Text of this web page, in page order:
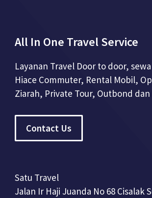
All In One Travel Service
Layanan Travel Door to door,
Hiace Commuter, Rental Mobil,
Ziarah, Private Tour, Outbond
Contact Us
Satu Travel
Jalan Ir Haji Juanda No 68 Cisalak